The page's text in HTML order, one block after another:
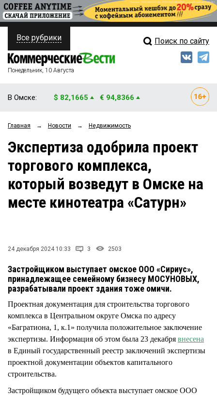
ПОЛИТИКА
ФИНАНСЫ
ОБЩЕСТВО
ЗАКОН
НОВОСТИ КОМПАНИЙ
Свежий выпуск
Мнения
Рейтинги
Блоги
Архив
Все рубрики Поиск по сайту
Понедельник, 10 Августа
В Омске: $ 82,1665 € 94,8366
Главная → Новости → Недвижимость
Экспертиза одобрила проект
торгового комплекса,
который возведут в Омске на
месте кинотеатра «Сатурн»
24 декабря 2024 10:33 3 2503
Застройщиком выступает омское ООО «Сириус»,
принадлежащее семейному бизнесу МОСУНОВЫХ,
разрабатывали проект здания тоже омичи.
Проектная документация для строительства торгового
комплекса в Центральном округе Омска по адресу
«Багратиона, 1, к.1» получила положительное заключение
экспертизы. Информация об этом была 23 декабря внесена
в Единый государственный реестр заключений экспертизы
проектной документации объектов капитального
строительства.
Застройщиком будущего объекта выступает омское ООО